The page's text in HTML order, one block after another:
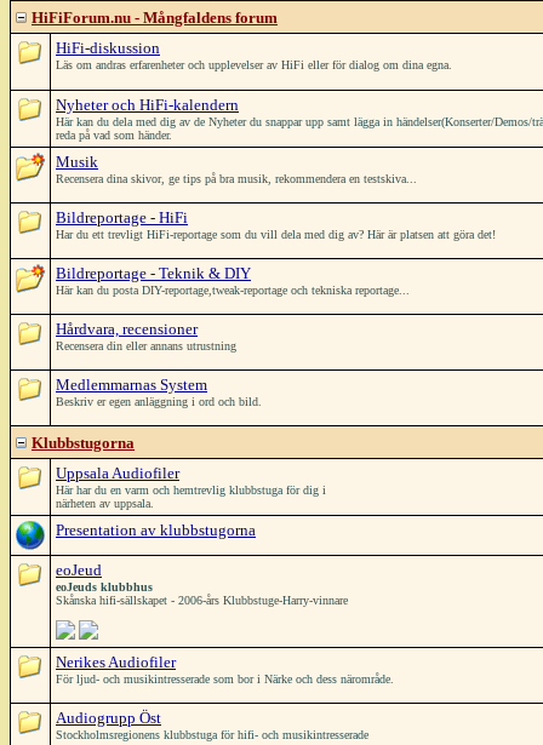
HiFiForum.nu - Mångfaldens forum
HiFi-diskussion
Läs om andras erfarenheter och upplevelser av HiFi eller för dialog om dina egna.
Nyheter och HiFi-kalendern
Här kan du dela med dig av de Nyheter du snappar upp samt lägga in händelser(Konserter/Demos/
reda på vad som händer.
Musik
Recensera dina skivor, ge tips på bra musik, rekommendera en testskiva...
Bildreportage - HiFi
Har du ett trevligt HiFi-reportage som du vill dela med dig av? Här är platsen att göra det!
Bildreportage - Teknik & DIY
Här kan du posta DIY-reportage,tweak-reportage och tekniska reportage...
Hårdvara, recensioner
Recensera din eller annans utrustning
Medlemmarnas System
Beskriv er egen anläggning i ord och bild.
Klubbstugorna
Uppsala Audiofiler
Här har du en varm och hemtrevlig klubbstuga för dig i
närheten av uppsala.
Presentation av klubbstugorna
eoJeud
eoJeuds klubbhus
Skånska hifi-sällskapet - 2006-års Klubbstuge-Harry-vinnare
Nerikes Audiofiler
För ljud- och musikintresserade som bor i Närke och dess närområde.
Audiogrupp Öst
Stockholmsregionens klubbstuga för hifi- och musikintresserade